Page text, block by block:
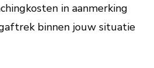
in aanmerking
binnen jouw situatie